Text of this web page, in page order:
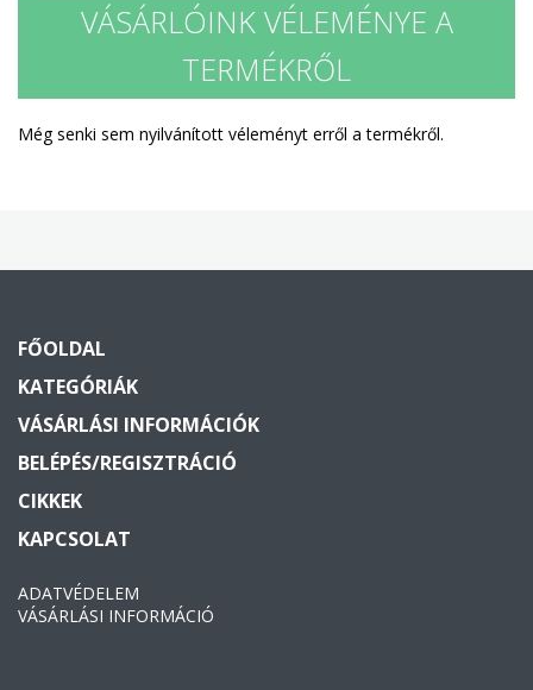
VÁSÁRLÓINK VÉLEMÉNYE A
TERMÉKRŐL
Még senki sem nyilvánított véleményt erről a termékről.
FŐOLDAL
KATEGÓRIÁK
VÁSÁRLÁSI INFORMÁCIÓK
BELÉPÉS/REGISZTRÁCIÓ
CIKKEK
KAPCSOLAT
ADATVÉDELEM
VÁSÁRLÁSI INFORMÁCIÓ